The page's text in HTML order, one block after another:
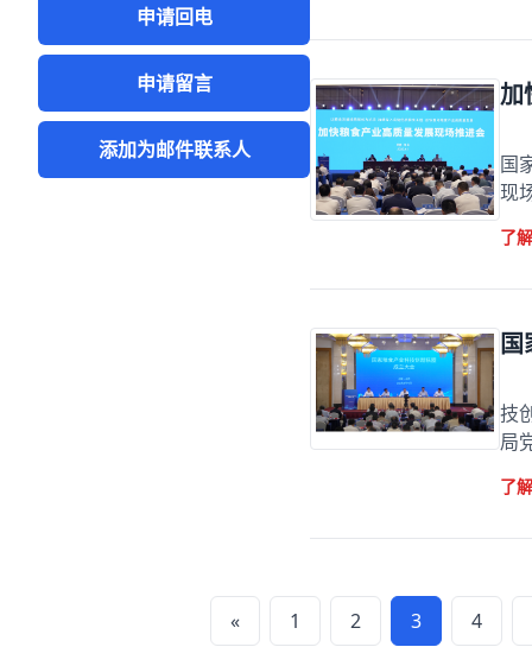
申请回电
申请留言
添加为邮件联系人
加
国
现
了
技
局
了
« 1 2 3 4